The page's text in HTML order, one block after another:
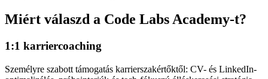
Miért válaszd a Code Labs Academy-t?
1:1 karriercoaching
Személyre szabott támogatás karrierszakértőktől: CV- és LinkedIn-